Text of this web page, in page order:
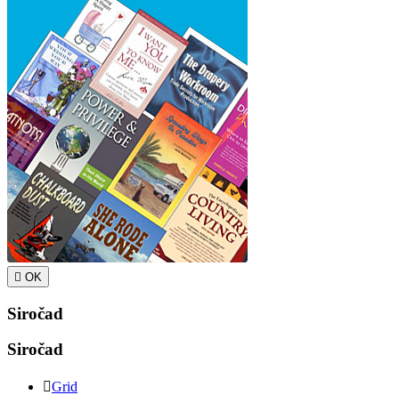
 OK
Siročad
Siročad
Grid